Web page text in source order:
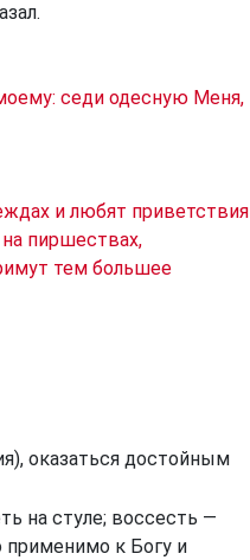
седи одесную Меня,
и любят приветствия
пиршествах,
тем большее
оказаться достойным
на стуле; воссесть —
применимо к Богу и